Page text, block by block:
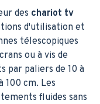
des chariot tv
d'utilisation et
télescopiques
ou à vis de
par paliers de 10 à
100 cm. Les
fluides sans